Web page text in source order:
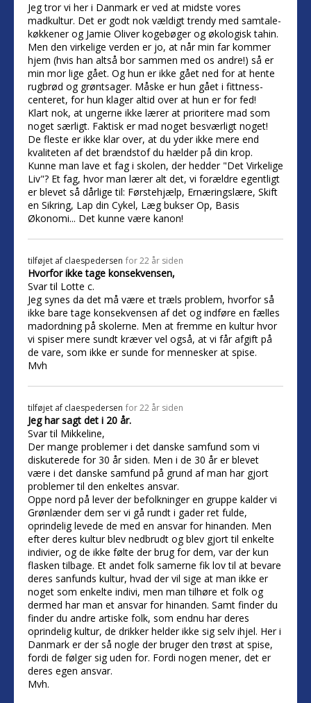
Jeg tror vi her i Danmark er ved at midste vores
madkultur. Det er godt nok vældigt trendy med samtale-
køkkener og Jamie Oliver kogebøger og økologisk tahin.
Men den virkelige verden er jo, at når min far kommer
hjem (hvis han altså bor sammen med os andre!) så er
min mor lige gået. Og hun er ikke gået ned for at hente
rugbrød og grøntsager. Måske er hun gået i fittness-
centeret, for hun klager altid over at hun er for fed!
Klart nok, at ungerne ikke lærer at prioritere mad som
noget særligt. Faktisk er mad noget besværligt noget!
De fleste er ikke klar over, at du yder ikke mere end
kvaliteten af det brændstof du hælder på din krop.
Kunne man lave et fag i skolen, der hedder "Det Virkelige
Liv"? Et fag, hvor man lærer alt det, vi forældre egentligt
er blevet så dårlige til: Førstehjælp, Ernæringslære, Skift
en Sikring, Lap din Cykel, Læg bukser Op, Basis
Økonomi... Det kunne være kanon!
tilføjet af claespedersen for 22 år siden
Hvorfor ikke tage konsekvensen,
Svar til Lotte c.
Jeg synes da det må være et træls problem, hvorfor så
ikke bare tage konsekvensen af det og indføre en fælles
madordning på skolerne. Men at fremme en kultur hvor
vi spiser mere sundt kræver vel også, at vi får afgift på
de vare, som ikke er sunde for mennesker at spise.
Mvh
tilføjet af claespedersen for 22 år siden
Jeg har sagt det i 20 år.
Svar til Mikkeline,
Der mange problemer i det danske samfund som vi
diskuterede for 30 år siden. Men i de 30 år er blevet
være i det danske samfund på grund af man har gjort
problemer til den enkeltes ansvar.
Oppe nord på lever der befolkninger en gruppe kalder vi
Grønlænder dem ser vi gå rundt i gader ret fulde,
oprindelig levede de med en ansvar for hinanden. Men
efter deres kultur blev nedbrudt og blev gjort til enkelte
indivier, og de ikke følte der brug for dem, var der kun
flasken tilbage. Et andet folk samerne fik lov til at bevare
deres sanfunds kultur, hvad der vil sige at man ikke er
noget som enkelte indivi, men man tilhøre et folk og
dermed har man et ansvar for hinanden. Samt finder du
finder du andre artiske folk, som endnu har deres
oprindelig kultur, de drikker helder ikke sig selv ihjel. Her i
Danmark er der så nogle der bruger den trøst at spise,
fordi de følger sig uden for. Fordi nogen mener, det er
deres egen ansvar.
Mvh.